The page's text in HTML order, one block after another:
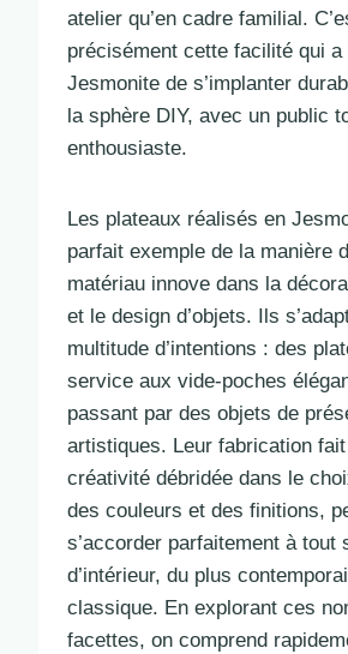
atelier qu’en cadre familial.
précisément cette facilité qui
Jesmonite de s’implanter
la sphère DIY, avec un public
enthousiaste.
Les plateaux réalisés en
parfait exemple de la manière
matériau innove dans la
et le design d’objets. Ils
multitude d’intentions : des
service aux vide-poches
passant par des objets de
artistiques. Leur fabrication
créativité débridée dans le
des couleurs et des finitions,
s’accorder parfaitement à tout
d’intérieur, du plus
classique. En explorant ces
facettes, on comprend